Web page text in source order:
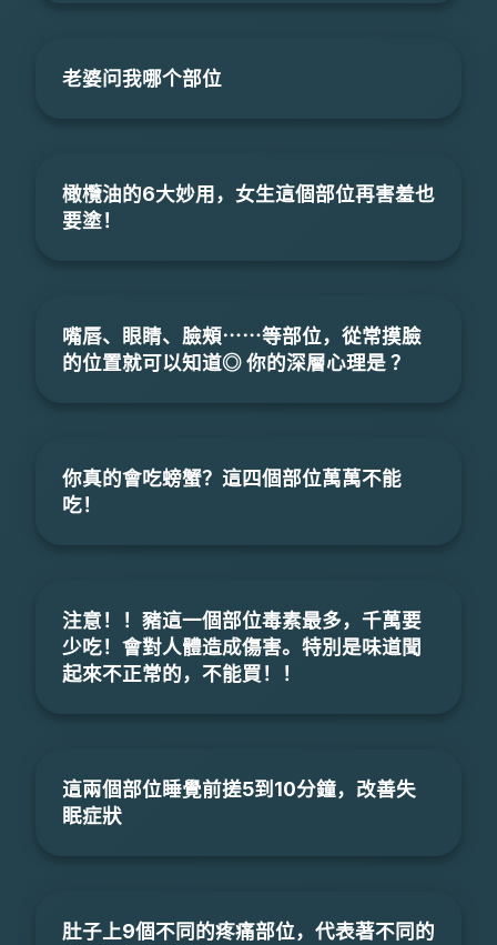
老婆问我哪个部位
橄欖油的6大妙用，女生這個部位再害羞也
要塗！
嘴唇、眼睛、臉頰⋯⋯等部位，從常摸臉
的位置就可以知道◎ 你的深層心理是 ？
你真的會吃螃蟹？這四個部位萬萬不能
吃！
注意！！豬這一個部位毒素最多，千萬要
少吃！會對人體造成傷害。特別是味道聞
起來不正常的，不能買！！
這兩個部位睡覺前搓5到10分鐘，改善失
眠症狀
肚子上9個不同的疼痛部位，代表著不同的